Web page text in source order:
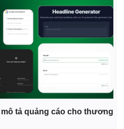
tả quảng cáo cho thương